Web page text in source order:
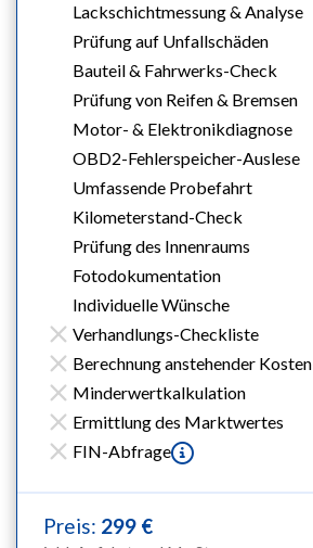
Lackschichtmessung & Analyse
Prüfung auf Unfallschäden
Bauteil & Fahrwerks-Check
Prüfung von Reifen & Bremsen
Motor- & Elektronikdiagnose
OBD2-Fehlerspeicher-Auslese
Umfassende Probefahrt
Kilometerstand-Check
Prüfung des Innenraums
Fotodokumentation
Individuelle Wünsche
Verhandlungs-Checkliste
Berechnung anstehender Kosten
Minderwertkalkulation
Ermittlung des Marktwertes
FIN-Abfrage
Preis: 299 €